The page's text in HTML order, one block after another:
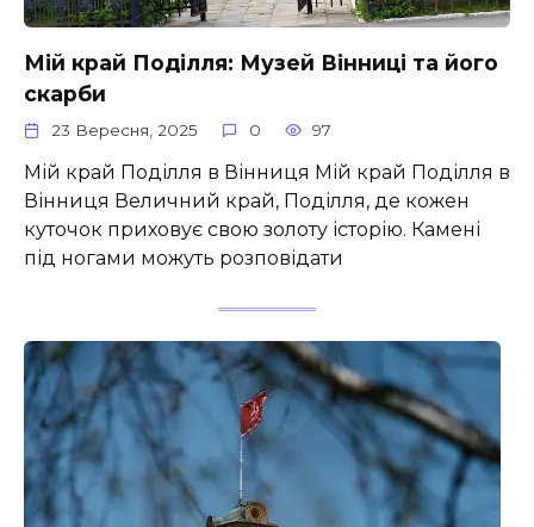
Мій край Поділля: Музей Вінниці та його
скарби
23 Вересня, 2025 0 97
Мій край Поділля в Вінниця Мій край Поділля в
Вінниця Величний край, Поділля, де кожен
куточок приховує свою золоту історію. Камені
під ногами можуть розповідати